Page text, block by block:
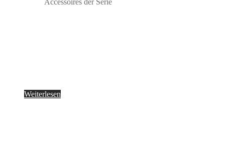
Accessoires der Serie
Weiterlesen